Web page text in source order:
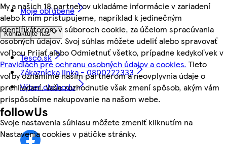
My a našich 18 partnerov ukladáme informácie v zariadení
alebo k nim pristupujeme, napríklad k jedinečným
identifikátorom v súboroch cookie, za účelom spracúvania
osobných údajov. Svoj súhlas môžete udeliť alebo spravovať
voľbou Prijať alebo Odmietnuť všetko, prípadne kedykoľvek v
Pravidlách pre ochranu osobných údajov a cookies. Tieto
voľby oznámime našim partnerom a neovplyvnia údaje o
prehliadaní. Vaše rozhodnutie však zmení spôsob, akým vám
prispôsobíme nakupovanie na našom webe.
Svoje nastavenia súhlasu môžete zmeniť kliknutím na
Nastavenia cookies v pätičke stránky.
Moje obľúbené
Kontaktujte nás
Tesco.sk
Zákaznícka linka - 0800222333
Výber obchodu
followUs